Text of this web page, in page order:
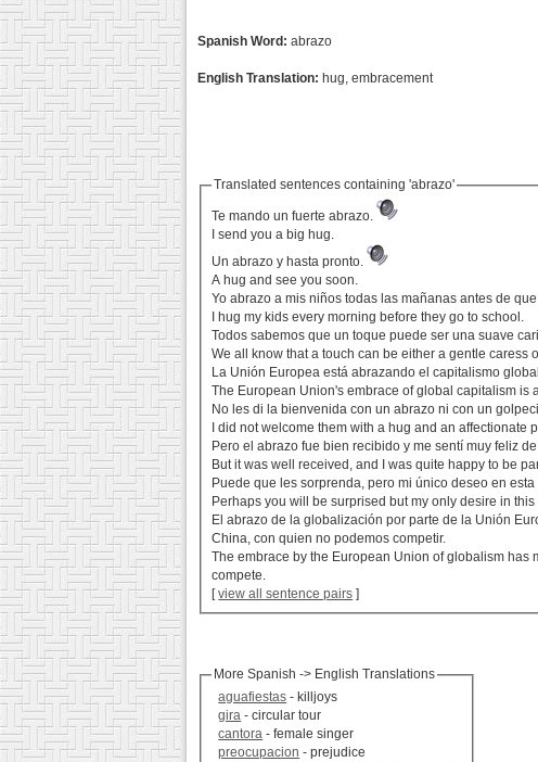
Spanish Word: abrazo
English Translation: hug, embracement
Translated sentences containing 'abrazo'
Te mando un fuerte abrazo.
I send you a big hug.
Un abrazo y hasta pronto.
A hug and see you soon.
Yo abrazo a mis niños todas las mañanas antes de
I hug my kids every morning before they go to school.
Todos sabemos que un toque puede ser una suave
We all know that a touch can be either a gentle caress
La Unión Europea está abrazando el capitalismo
The European Union's embrace of global capitalism is
No les di la bienvenida con un abrazo ni con un
I did not welcome them with a hug and an
Pero el abrazo fue bien recibido y me sentí muy feliz
But it was well received, and I was quite happy to be
Puede que les sorprenda, pero mi único deseo en
Perhaps you will be surprised but my only desire in
El abrazo de la globalización por parte de la Unión
China, con quien no podemos competir.
The embrace by the European Union of globalism
compete.
[view all sentence pairs ]
More Spanish -> English Translations
aguafiestas - killjoys
gira - circular tour
cantora - female singer
preocupacion - prejudice